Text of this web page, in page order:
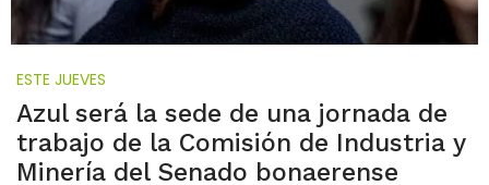
ESTE JUEVES
Azul será la sede de una jornada de
trabajo de la Comisión de Industria y
Minería del Senado bonaerense